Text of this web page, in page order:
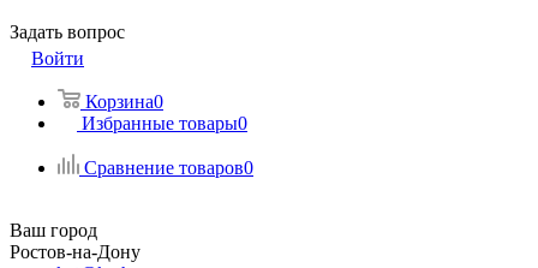
Задать вопрос
Войти
Корзина0
Избранные товары0
Сравнение товаров0
Ваш город
Ростов-на-Дону